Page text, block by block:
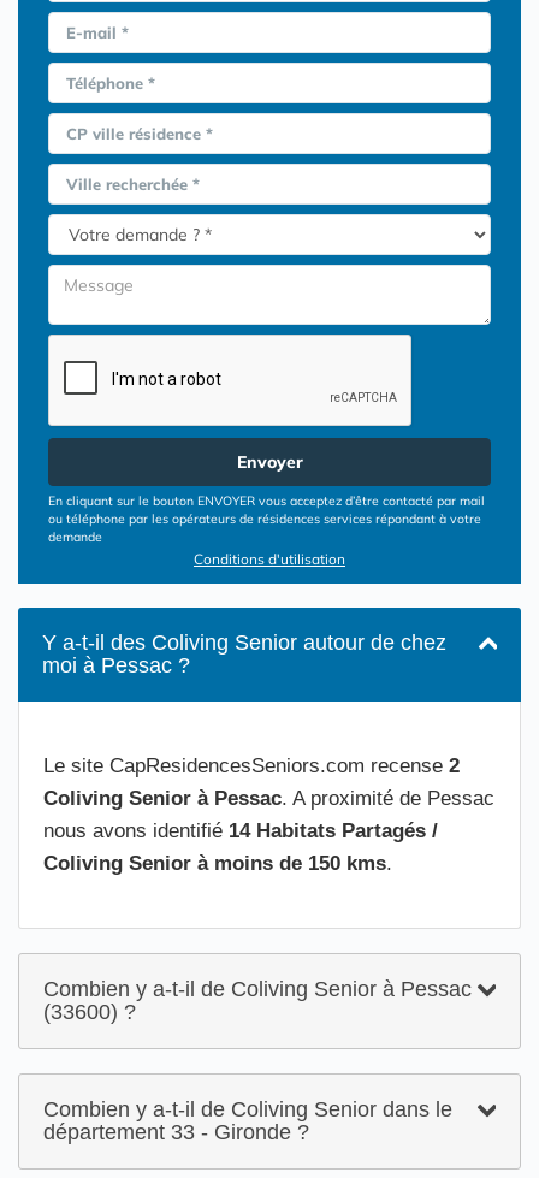
E-mail *
Téléphone *
CP ville résidence *
Ville recherchée *
Envoyer
En cliquant sur le bouton ENVOYER vous acceptez d’être contacté par mail
ou téléphone par les opérateurs de résidences services répondant à votre
demande
Conditions d'utilisation
Y a-t-il des Coliving Senior autour de chez
moi à Pessac ?
Le site CapResidencesSeniors.com recense 2
Coliving Senior à Pessac. A proximité de Pessac
nous avons identifié 14 Habitats Partagés /
Coliving Senior à moins de 150 kms.
Combien y a-t-il de Coliving Senior à Pessac
(33600) ?
Combien y a-t-il de Coliving Senior dans le
département 33 - Gironde ?